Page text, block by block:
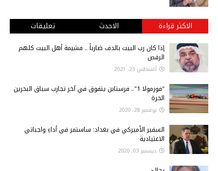
الاكثر قراءة الاحدث تعليقات
إذا كان رب البيت بالدف ضارباً .. فشيمة أهل البيت كلهم
الرقص
أغسطس 23, 2021
"فورمولا 1".. فرستابن يتفوق في آخر تجارب سباق البحرين
الحرة
نوفمبر 28, 2020
السفير الأميركي في بغداد: ساستمر في أداءِ واجباتي
الاعتيادية
ديسمبر 03, 2020